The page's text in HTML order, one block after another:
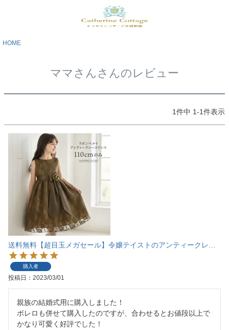
HOME
ママさんさんのレビュー
1件中 1-1件表示
送料無料【超目玉メガセール】令嬢テイストのアンティークレース子供フォーマルドレスTAK
購入者
投稿日 2023/03/01
親族の結婚式用に購入しました！
ボレロも併せて購入したのですが、合わせるとお値段以上で
かなり可愛く好評でした！